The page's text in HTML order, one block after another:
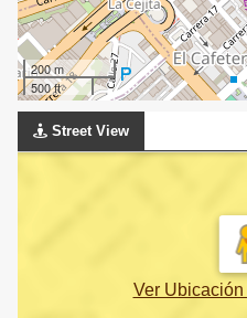
200 m
500 ft
Street View
Ver Ubicación